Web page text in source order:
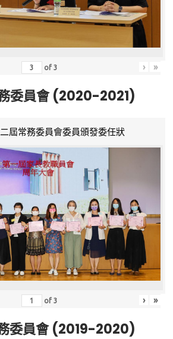
of3 › »
委員會 (2020-2021)
屆常務委員會委員頒發委任狀
of3 › »
委員會 (2019-2020)